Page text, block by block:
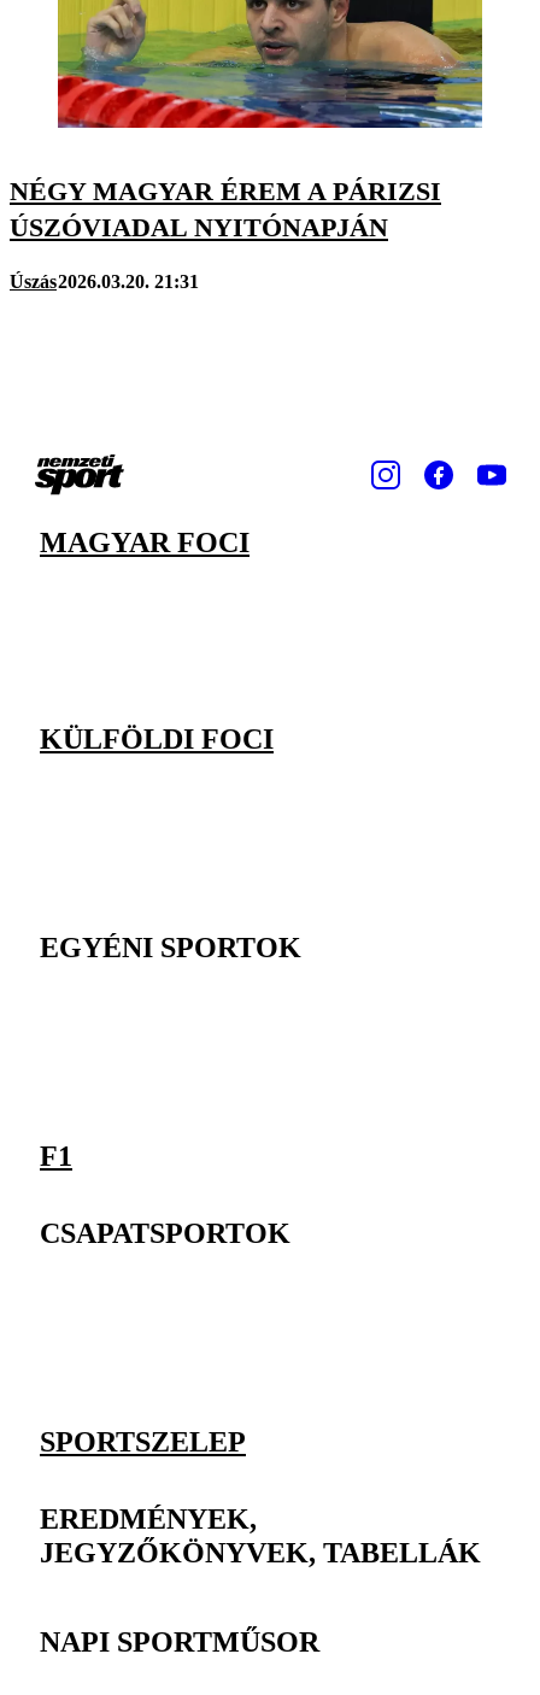
NÉGY MAGYAR ÉREM A PÁRIZSI
ÚSZÓVIADAL NYITÓNAPJÁN
Úszás2026.03.20. 21:31
MAGYAR FOCI
KÜLFÖLDI FOCI
EGYÉNI SPORTOK
F1
CSAPATSPORTOK
SPORTSZELEP
EREDMÉNYEK,
JEGYZŐKÖNYVEK, TABELLÁK
NAPI SPORTMŰSOR